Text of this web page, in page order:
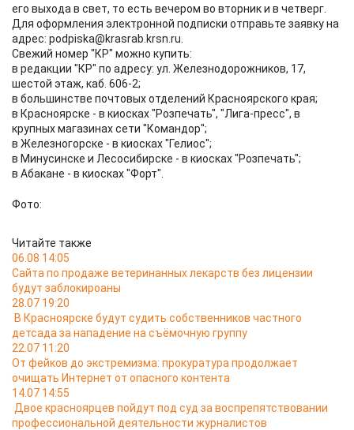
его выхода в свет, то есть вечером во вторник и в четверг.
Для оформления электронной подписки отправьте заявку на
адрес: podpiska@krasrab.krsn.ru.
Свежий номер "КР" можно купить:
в редакции "КР" по адресу: ул. Железнодорожников, 17,
шестой этаж, каб. 606-2;
в большинстве почтовых отделений Красноярского края;
в Красноярске - в киосках "Розпечать", "Лига-пресс", в
крупных магазинах сети "Командор";
в Железногорске - в киосках "Гелиос";
в Минусинске и Лесосибирске - в киосках "Розпечать";
в Абакане - в киосках "Форт".
Фото:
Читайте также
06.08 14:05
Сайта по продаже ветеринанных лекарств без лицензии
будут заблокироаны
28.07 19:20
В Красноярске будут судить собственников частного
детсада за нападение на съёмочную группу
22.07 11:20
От фейков до экстремизма: прокуратура продолжает
очищать Интернет от опасного контента
14.07 14:55
Двое красноярцев пойдут под суд за воспрепятствовании
профессиональной деятельности журналистов